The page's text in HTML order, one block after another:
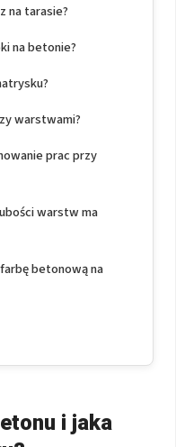
na tarasie?
na betonie?
warstwami?
prac przy
warstw ma
betonową na
i jaka